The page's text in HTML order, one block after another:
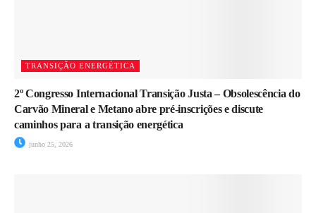
TRANSIÇÃO ENERGÉTICA
2º Congresso Internacional Transição Justa – Obsolescência do
Carvão Mineral e Metano abre pré-inscrições e discute
caminhos para a transição energética
junho 25, 2026